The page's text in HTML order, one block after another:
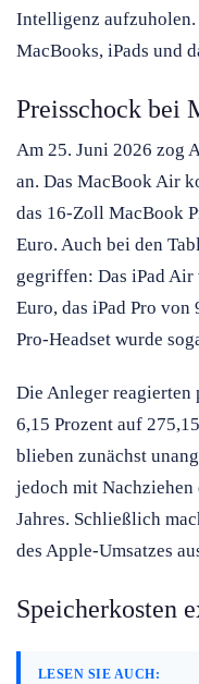
Intelligenz aufzuholen.
MacBooks, iPads und
Preisschock bei
Am 25. Juni 2026 zog
an. Das MacBook Air
das 16-Zoll MacBook
Euro. Auch bei den
gegriffen: Das iPad
Euro, das iPad Pro
Pro-Headset wurde
Die Anleger
6,15 Prozent auf
blieben zunächst
jedoch mit
Jahres. Schließlich
des Apple-Umsatzes
Speicherkosten
LESEN SIE AUCH: